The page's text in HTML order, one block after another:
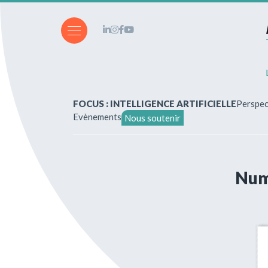
Vous souhaitez écrire ?
FOCUS : INTELLIGENCE ARTIFICIELLE
Evènements Nous soutenir